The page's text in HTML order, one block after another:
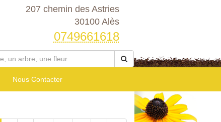
207 chemin des Astries
30100 Alès
0749661618
Nous Contacter